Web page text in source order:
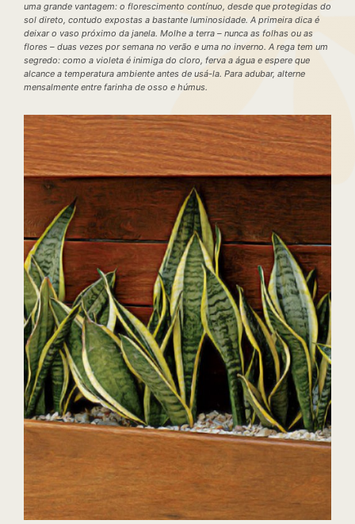
uma grande vantagem: o florescimento contínuo, desde que protegidas do
sol direto, contudo expostas a bastante luminosidade. A primeira dica é
deixar o vaso próximo da janela. Molhe a terra – nunca as folhas ou as
flores – duas vezes por semana no verão e uma no inverno. A rega tem um
segredo: como a violeta é inimiga do cloro, ferva a água e espere que
alcance a temperatura ambiente antes de usá-la. Para adubar, alterne
mensalmente entre farinha de osso e húmus.